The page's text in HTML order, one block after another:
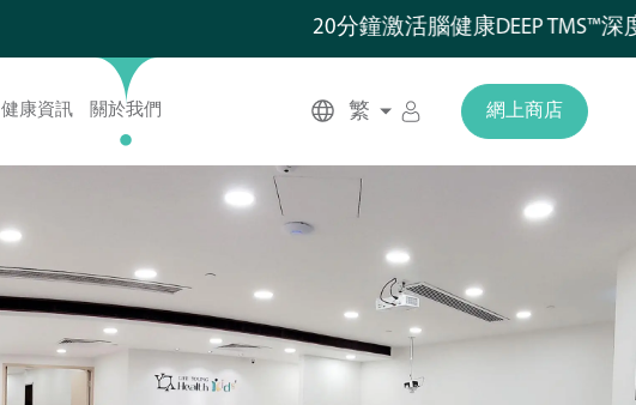
20分鐘激活腦健康DEEP TMS™深度腦磁
健康資訊 關於我們 繁 網上商店